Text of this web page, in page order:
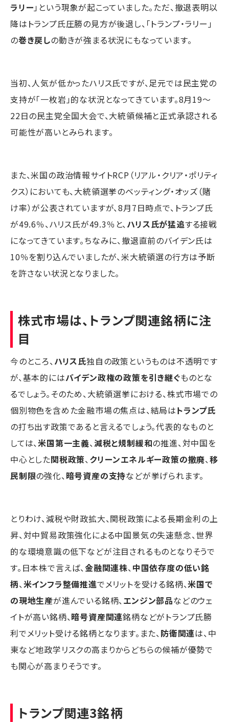
ラリー 」という現象が起こっていました。ただ、撤退表明以
降はトランプ氏圧勝の見方が後退し、「トランプ・ラリー」
の巻き戻しの動きが強まる状況にもなっています。
当初、人気が低かったハリス氏ですが、足元では民主党の
支持が「一枚岩」的な状況となってきています。8月19～
22日の民主党全国大会で、大統領候補と正式承認される
可能性が高いとみられます。
また、米国の政治情報サイトRCP（リアル・クリア・ポリティ
クス）においても、大統領選挙のベッティング・オッズ（賭
け率）が公表されていますが、8月7日時点で、トランプ氏
が49.6％、ハリス氏が49.3％と、 ハリス氏が猛追する接戦
になってきています。ちなみに、撤退直前のバイデン氏は
10％を割り込んでいましたが、米大統領選の行方は予断
を許さない状況となりました。
株式市場は、トランプ関連銘柄に注
目
今のところ、 ハリス氏独自の政策というものは不透明です
が、基本的にはバイデン政権の政策を引き継ぐものとな
るでしょう。そのため、大統領選挙における、株式市場での
個別物色を含めた金融市場の焦点は、結局はトランプ氏
の打ち出す政策であると言えるでしょう。代表的なものと
しては、米国第一主義、 減税と規制緩和の推進、対中国を
中心とした関税政策、 クリーンエネルギー政策の撤廃、移
民制限の強化、 暗号資産の支持などが挙げられます。
とりわけ、減税や財政拡大、関税政策による長期金利の上
昇、対中貿易政策強化による中国景気の失速懸念、世界
的な環境意識の低下などが注目されるものとなりそうで
す。日本株で言えば、金融関連株、 中国依存度の低い銘
柄、米インフラ整備推進でメリットを受ける銘柄、米国で
の現地生産が進んでいる銘柄、 エンジン部品などのウェ
イトが高い銘柄、暗号資産関連銘柄などがトランプ氏勝
利でメリット受ける銘柄となります。また、 防衛関連は、中
東など地政学リスクの高まりからどちらの候補が優勢で
も関心が高まりそうです。
トランプ関連3銘柄